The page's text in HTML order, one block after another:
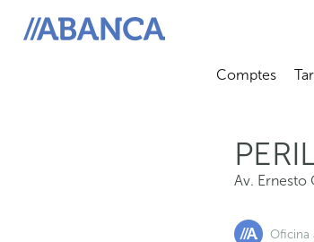
ABANCA
Comptes
Av. Ernesto
Oficina